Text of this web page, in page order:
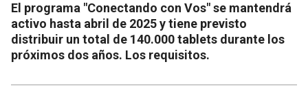
El programa "Conectando con Vos" se mantendrá
activo hasta abril de 2025 y tiene previsto
distribuir un total de 140.000 tablets durante los
próximos dos años. Los requisitos.